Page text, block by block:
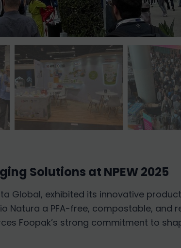
Solutions at NPEW 2025
Global, exhibited its innovative
Natura a PFA-free, compostable,
Foopak’s strong commitment to